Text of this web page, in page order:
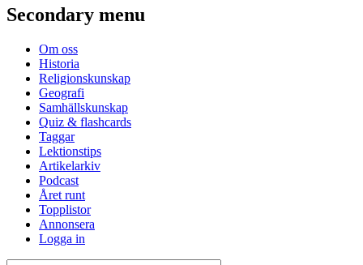
Secondary menu
Om oss
Historia
Religionskunskap
Geografi
Samhällskunskap
Quiz & flashcards
Taggar
Lektionstips
Artikelarkiv
Podcast
Året runt
Topplistor
Annonsera
Logga in